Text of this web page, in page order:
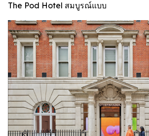
The Pod Hotel สมบูรณ์แบบ